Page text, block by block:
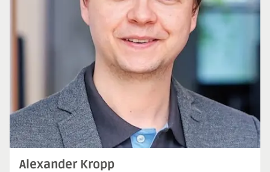
Alexander Kropp